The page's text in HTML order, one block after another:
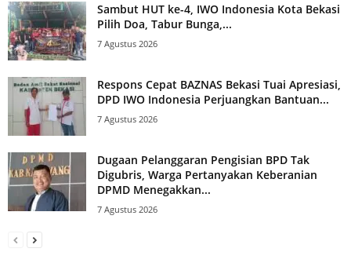
Sambut HUT ke-4, IWO Indonesia Kota Bekasi
Pilih Doa, Tabur Bunga,...
7 Agustus 2026
Respons Cepat BAZNAS Bekasi Tuai Apresiasi,
DPD IWO Indonesia Perjuangkan Bantuan...
7 Agustus 2026
Dugaan Pelanggaran Pengisian BPD Tak
Digubris, Warga Pertanyakan Keberanian
DPMD Menegakkan...
7 Agustus 2026